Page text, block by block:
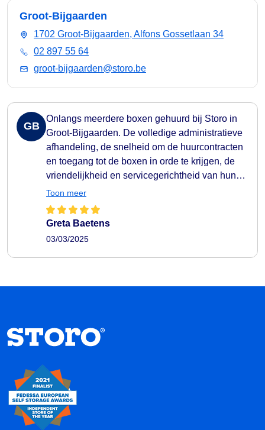
Groot-Bijgaarden
1702 Groot-Bijgaarden, Alfons Gossetlaan 34
02 897 55 64
groot-bijgaarden@storo.be
GB
Onlangs meerdere boxen gehuurd bij Storo in
Groot-Bijgaarden. De volledige administratieve
afhandeling, de snelheid om de huurcontracten
en toegang tot de boxen in orde te krijgen, de
vriendelijkheid en servicegerichtheid van hun
personeel... top! Bovendien zijn de boxen zeer
gemakkelijk toegankelijk via een app op de
telefoon en de contactpersonen waren steeds
Toon meer
Greta Baetens
03/03/2025